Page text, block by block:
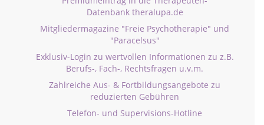
Datenbank theralupa.de
Mitgliedermagazine "Freie Psychotherapie" und
"Paracelsus"
Exklusiv-Login zu wertvollen Informationen zu z.B.
Berufs-, Fach-, Rechtsfragen u.v.m.
Zahlreiche Aus- & Fortbildungsangebote zu
reduzierten Gebühren
Telefon- und Supervisions-Hotline